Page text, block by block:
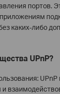
портов.
каких-либо
UPnP?